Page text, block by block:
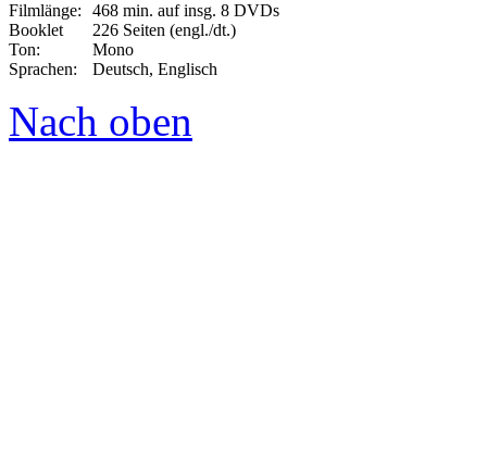
Filmlänge:
468 min. auf insg. 8 DVDs
Booklet
226 Seiten (engl./dt.)
Ton:
Mono
Sprachen:
Deutsch, Englisch
Nach oben